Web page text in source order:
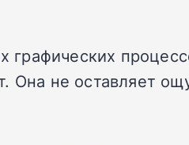
не оставляет